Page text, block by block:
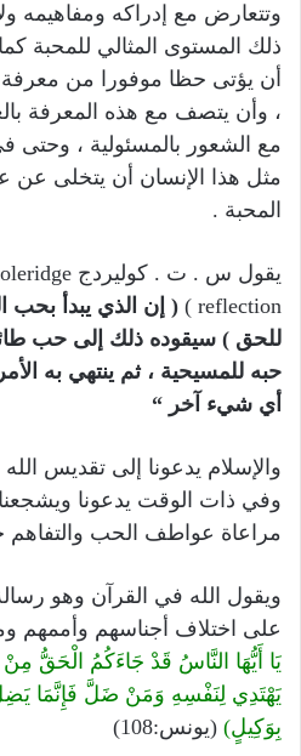
وتتعارض مع إدراكه ومفاهيمه
ذلك المستوى المثالي للمحبة
أن يؤتى حظا موفورا من معرفة
، وأن يتصف مع هذه المعرفة
مع الشعور بالمسئولية ، وحتى
مثل هذا الإنسان أن يتخلى
المحبة .
reflection )
( إن الذي يبدأ بحب
للحق ) سيقوده ذلك إلى حب
حبه للمسيحية ، ثم ينتهي به
أي شيء آخر “
والإسلام يدعونا إلى تقديس
وفي ذات الوقت يدعونا
مراعاة عواطف الحب والتفاهم
ويقول الله في القرآن وهو
على اختلاف أجناسهم وأممهم
يَا أَيُّهَا النَّاسُ قَدْ جَاءَكُمُ الْحَقُّ
يَهْتَدِي لِنَفْسِهِ وَمَنْ ضَلَّ فَإِنَّمَا يَضِلُّ
بِوَكِيلٍ) (يونس:108)